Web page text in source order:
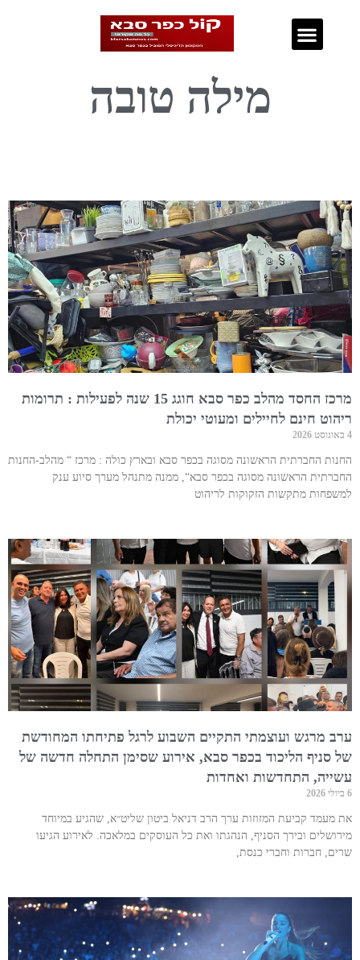
מילה טובה
מרכז החסד מהלב כפר סבא חוגג 15 שנה לפעילות : תרומות
ריהוט חינם לחיילים ומעוטי יכולת
4 באוגוסט 2026
החנות החברתית הראשונה מסוגה בכפר סבא ובארץ כולה : מרכז “ מהלב-החנות
החברתית הראשונה מסוגה בכפר סבא“, ממנה מתנהל מערך סיוע ענק
למשפחות מתקשות הזקוקות לריהוט
ערב מרגש ועוצמתי התקיים השבוע לרגל פתיחתו המחודשת
של סניף הליכוד בכפר סבא, אירוע שסימן התחלה חדשה של
עשייה, התחדשות ואחדות
6 ביולי 2026
את מעמד קביעת המזוזות ערך הרב דניאל ביטון שליט״א, שהגיע במיוחד
מירושלים ובירך הסניף, הנהגתו ואת כל העוסקים במלאכה. לאירוע הגיעו
שרים, חברות וחברי כנסת,